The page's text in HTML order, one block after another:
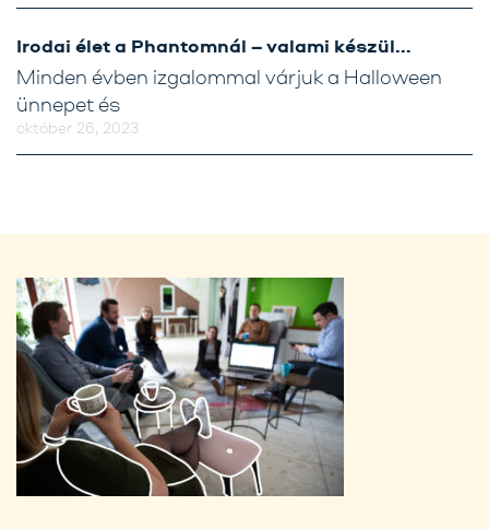
Irodai élet a Phantomnál – valami készül…
október 26, 2023
Minden évben izgalommal várjuk a Halloween
ünnepet és